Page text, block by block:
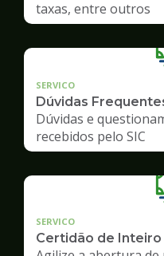
taxas, entre outros
SERVICO
Dúvidas
Dúvidas e
recebidos pelo SIC
SERVICO
Certidão de Inteiro